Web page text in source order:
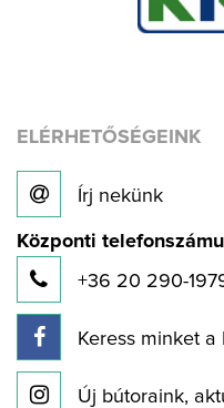
ELÉRHETŐSÉGEINK
Írj nekünk
Központi
+36 20 290-
Keress minket a
Új bútoraink,